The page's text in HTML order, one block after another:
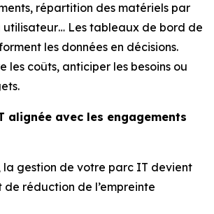
répartition des matériels par
Les tableaux de bord de
les données en décisions.
les coûts, anticiper les besoins ou
alignée avec les engagements
la gestion de votre parc IT devient
de réduction de l’empreinte